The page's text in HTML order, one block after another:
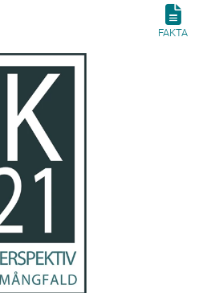
FAKTA